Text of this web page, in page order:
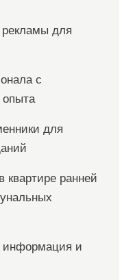
для
с
опыта
для
квартире ранней
информация и